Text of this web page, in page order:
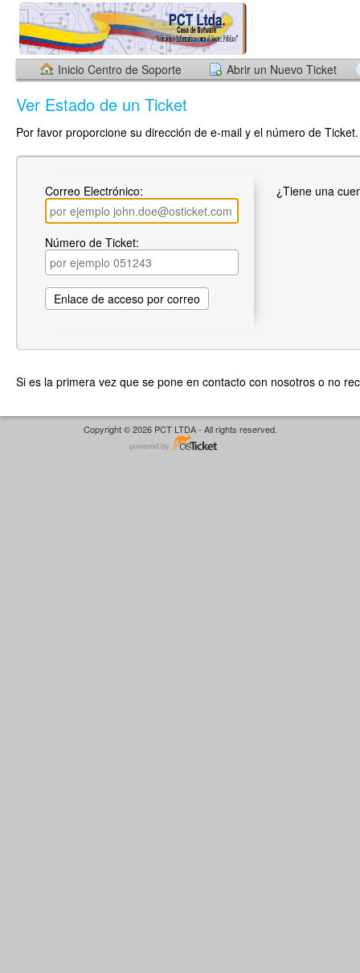
Inicio Centro de Soporte Abrir un Nuevo Ticket
Ver Estado de un Ticket
Por favor proporcione su dirección de e-mail y el número de
Correo Electrónico:
Número de Ticket:
¿Tiene una
Si es la primera vez que se pone en contacto con nosotros o no
Copyright © 2026 PCT LTDA - All rights reserved.